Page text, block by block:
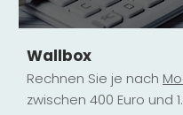
Wallbox
Rechnen Sie je nach
zwischen 400 Euro und